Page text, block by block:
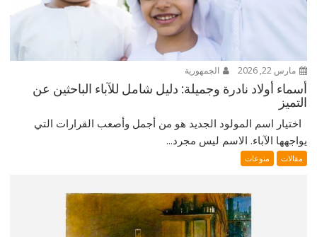
مارس 22, 2026 الجمهورية
أسماء أولاد نادرة وجميلة: دليل شامل للآباء الباحثين عن
التميز
اختيار اسم المولود الجديد هو من أجمل وأصعب القرارات التي
يواجهها الآباء. الاسم ليس مجرد...
مقالات منوعات